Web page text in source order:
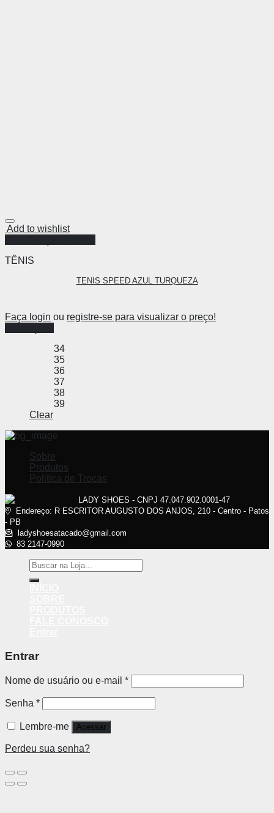
Add to wishlist
TÊNIS
TENIS SPEED AZUL TURQUEZA
Faça login ou registre-se para visualizar o preço!
34
35
36
37
38
39
Clear
Sobre
Produtos
Politica de Trocas
LADY SHOES - CNPJ 47.047.902.0001-47
Endereço: R ESCRITOR AUGUSTO DOS ANJOS, 210 - Centro - Patos
- PB
ladyshoesatacado@gmail.com
83 2147-0990
Pesquisar
por:
Entrar
Nome de usuário ou e-mail *
Senha *
Lembre-me Acessar
Perdeu sua senha?